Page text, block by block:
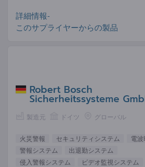
詳細情報-
このサプライヤーからの製品
Robert Bosch
Sicherheitssysteme
製造元 ドイツ グローバル
火災警報 セキュリティシステム
電波
警報システム
出退勤システム
侵入警報システム
ビデオ監視システム